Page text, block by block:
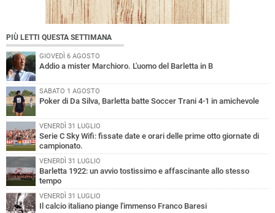
PIÙ LETTI QUESTA SETTIMANA
GIOVEDÌ 6 AGOSTO
Addio a mister Marchioro. L'uomo del Barletta in B
SABATO 1 AGOSTO
Poker di Da Silva, Barletta batte Soccer Trani 4-1 in amichevole
VENERDÌ 31 LUGLIO
Serie C Sky Wifi: fissate date e orari delle prime otto giornate di
campionato.
VENERDÌ 31 LUGLIO
Barletta 1922: un avvio tostissimo e affascinante allo stesso
tempo
VENERDÌ 31 LUGLIO
Il calcio italiano piange l'immenso Franco Baresi